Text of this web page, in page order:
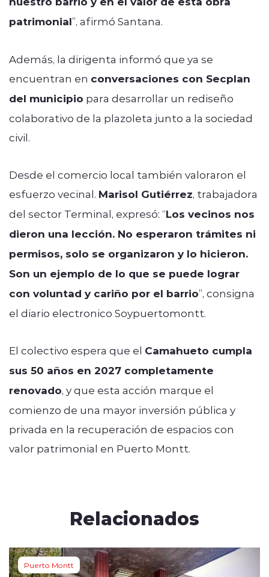
patrimonial”, afirmó Santana.
Además, la dirigenta informó que ya se
encuentran en conversaciones con Secplan
del municipio para desarrollar un rediseño
colaborativo de la plazoleta junto a la sociedad
civil.
Desde el comercio local también valoraron el
esfuerzo vecinal. Marisol Gutiérrez, trabajadora
del sector Terminal, expresó: “Los vecinos nos
dieron una lección. No esperaron trámites ni
permisos, solo se organizaron y lo hicieron.
Son un ejemplo de lo que se puede lograr
con voluntad y cariño por el barrio”, consigna
el diario electronico Soypuertomontt.
El colectivo espera que el Camahueto cumpla
sus 50 años en 2027 completamente
renovado, y que esta acción marque el
comienzo de una mayor inversión pública y
privada en la recuperación de espacios con
valor patrimonial en Puerto Montt.
Relacionados
Puerto Montt